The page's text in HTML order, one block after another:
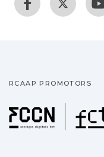
RCAAP PROMOTORS